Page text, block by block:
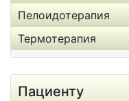
Пелоидотерапия
Термотерапия
Пациенту